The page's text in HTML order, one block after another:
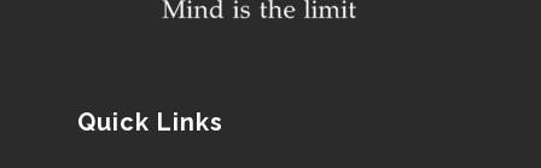
Quick Links